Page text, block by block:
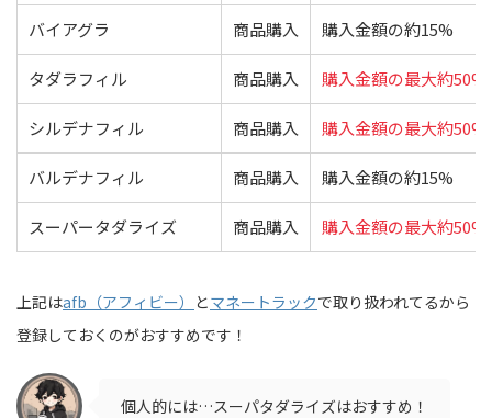
バイアグラ 商品購入 購入金額の約15%
タダラフィル 商品購入 購入金額の最大約50%
シルデナフィル 商品購入 購入金額の最大約50%
バルデナフィル 商品購入 購入金額の約15%
スーパータダライズ 商品購入 購入金額の最大約50%
上記はafb（アフィビー） とマネートラックで取り扱われてるから
登録しておくのがおすすめです！
個人的には…スーパタダライズはおすすめ！